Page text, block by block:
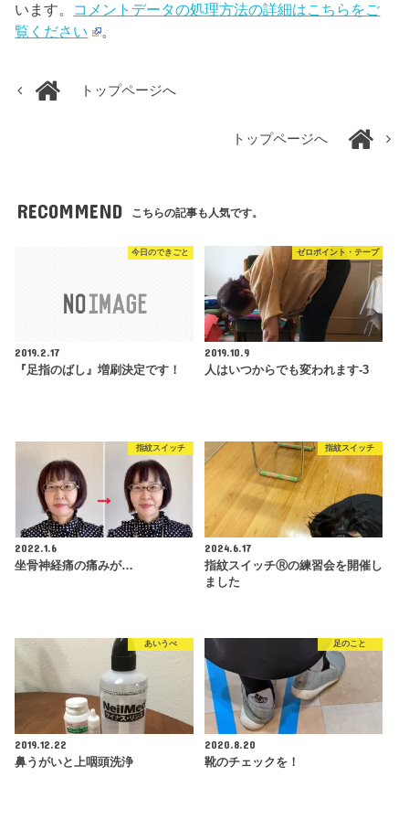
います。 コメントデータの処理方法の詳細はこちらをご
覧ください
。
トップページへ
トップページへ
RECOMMEND こちらの記事も人気です。
今日のできごと
2019.2.17
『足指のばし』増刷決定です！
ゼロポイント・テープ
2019.10.9
人はいつからでも変われます-3
指紋スイッチ
2022.1.6
坐骨神経痛の痛みが…
指紋スイッチ
2024.6.17
指紋スイッチⓇの練習会を開催し
ました
あいうべ
2019.12.22
鼻うがいと上咽頭洗浄
足のこと
2020.8.20
靴のチェックを！